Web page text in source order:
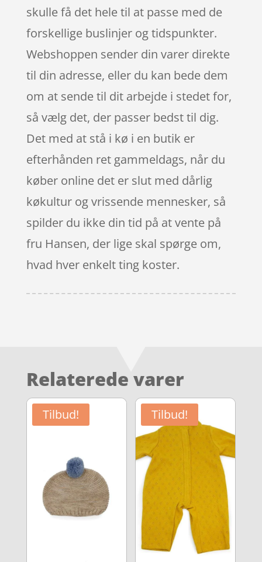
skulle få det hele til at passe med de
forskellige buslinjer og tidspunkter.
Webshoppen sender din varer direkte
til din adresse, eller du kan bede dem
om at sende til dit arbejde i stedet for,
så vælg det, der passer bedst til dig.
Det med at stå i kø i en butik er
efterhånden ret gammeldags, når du
køber online det er slut med dårlig
køkultur og vrissende mennesker, så
spilder du ikke din tid på at vente på
fru Hansen, der lige skal spørge om,
hvad hver enkelt ting koster.
Relaterede varer
Tilbud! Tilbud!